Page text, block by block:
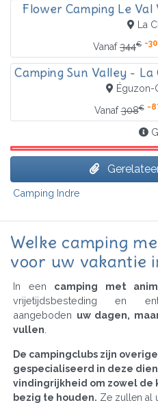
Flower Camping Le
La
Vanaf344€ -
Camping Sun Valley -
Éguzon-
Vanaf308€ -
Camping Indre
Welke camping
voor uw vakantie
In een camping met
vrijetijdsbesteding en
aangeboden uw dagen,
vullen
De campingclubs zijn
gespecialiseerd in deze
vindingrijkheid om zowel de
bezig te houden. Ze zullen al